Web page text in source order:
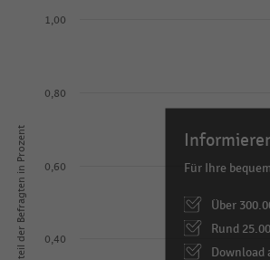
The
chart
has
axis
Anteil der Befragten in Prozent 0,40
0,60
0,80
1,00
Für Ihre
Über
Rund
Download